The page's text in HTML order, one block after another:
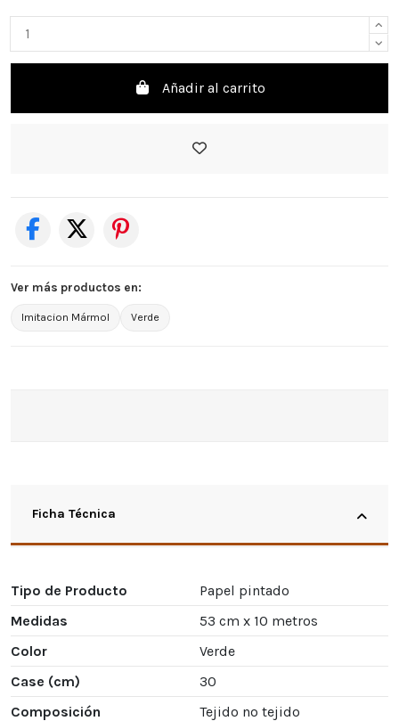
Añadir al carrito
Ver más productos en:
Imitacion Mármol Verde
Ficha Técnica
Tipo de Producto
Papel pintado
Medidas
53 cm x 10 metros
Color
Verde
Case (cm)
30
Composición
Tejido no tejido